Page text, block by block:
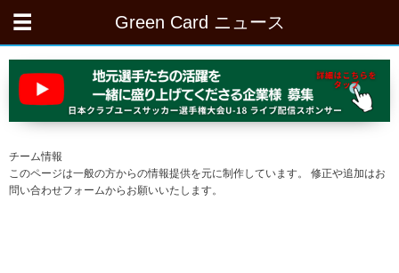
Green Card ニュース
チーム情報
このページは一般の方からの情報提供を元に制作しています。 修正や追加はお
問い合わせフォームからお願いいたします。